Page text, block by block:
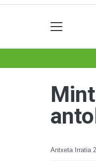
Antxeta Irratia